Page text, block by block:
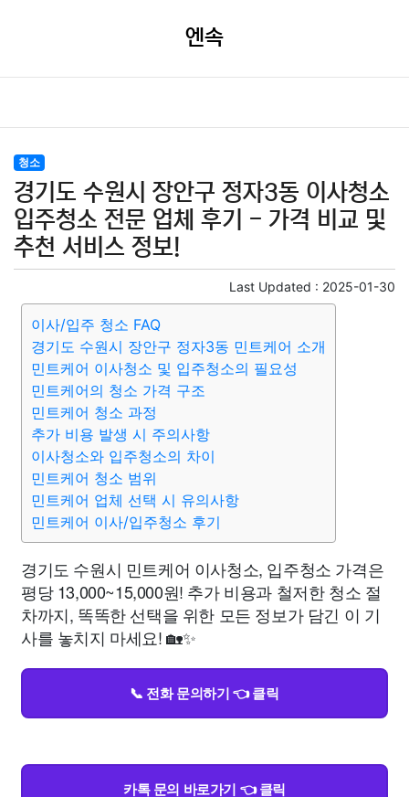
엔속
청소
경기도 수원시 장안구 정자3동 이사청소
입주청소 전문 업체 후기 - 가격 비교 및
추천 서비스 정보!
Last Updated : 2025-01-30
이사/입주 청소 FAQ
경기도 수원시 장안구 정자3동 민트케어 소개
민트케어 이사청소 및 입주청소의 필요성
민트케어의 청소 가격 구조
민트케어 청소 과정
추가 비용 발생 시 주의사항
이사청소와 입주청소의 차이
민트케어 청소 범위
민트케어 업체 선택 시 유의사항
민트케어 이사/입주청소 후기
경기도 수원시 민트케어 이사청소, 입주청소 가격은
평당 13,000~15,000원! 추가 비용과 철저한 청소 절
차까지, 똑똑한 선택을 위한 모든 정보가 담긴 이 기
사를 놓치지 마세요! 🏡✨
📞 전화 문의하기 👈 클릭
카톡 문의 바로가기 👈 클릭